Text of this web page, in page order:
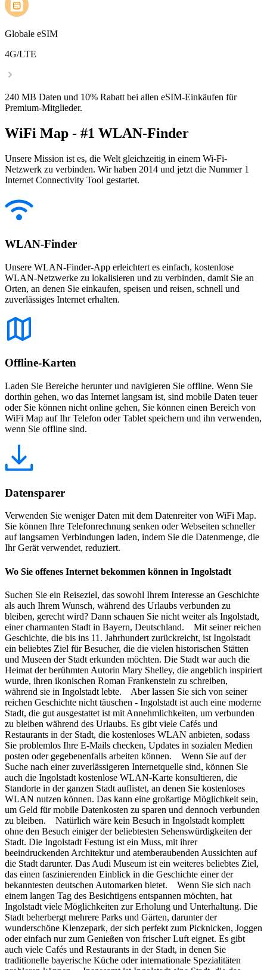
Globale eSIM
4G/LTE
240 MB Daten und 10% Rabatt bei allen eSIM-Einkäufen für
Premium-Mitglieder.
WiFi Map - #1 WLAN-Finder
Unsere Mission ist es, die Welt gleichzeitig in einem Wi-Fi-
Netzwerk zu verbinden. Wir haben 2014 und jetzt die Nummer 1
Internet Connectivity Tool gestartet.
WLAN-Finder
Unsere WLAN-Finder-App erleichtert es einfach, kostenlose
WLAN-Netzwerke zu lokalisieren und zu verbinden, damit Sie an
Orten, an denen Sie einkaufen, speisen und reisen, schnell und
zuverlässiges Internet erhalten.
Offline-Karten
Laden Sie Bereiche herunter und navigieren Sie offline. Wenn Sie
dorthin gehen, wo das Internet langsam ist, sind mobile Daten teuer
oder Sie können nicht online gehen, Sie können einen Bereich von
WiFi Map auf Ihr Telefon oder Tablet speichern und ihn verwenden,
wenn Sie offline sind.
Datensparer
Verwenden Sie weniger Daten mit dem Datenreiter von WiFi Map.
Sie können Ihre Telefonrechnung senken oder Webseiten schneller
auf langsamen Verbindungen laden, indem Sie die Datenmenge, die
Ihr Gerät verwendet, reduziert.
Wo Sie offenes Internet bekommen können in Ingolstadt
Suchen Sie ein Reiseziel, das sowohl Ihrem Interesse an Geschichte
als auch Ihrem Wunsch, während des Urlaubs verbunden zu
bleiben, gerecht wird? Dann schauen Sie nicht weiter als Ingolstadt,
einer charmanten Stadt in Bayern, Deutschland. Mit seiner reichen
Geschichte, die bis ins 11. Jahrhundert zurückreicht, ist Ingolstadt
ein beliebtes Ziel für Besucher, die die vielen historischen Stätten
und Museen der Stadt erkunden möchten. Die Stadt war auch die
Heimat der berühmten Autorin Mary Shelley, die angeblich inspiriert
wurde, ihren ikonischen Roman Frankenstein zu schreiben,
während sie in Ingolstadt lebte. Aber lassen Sie sich von seiner
reichen Geschichte nicht täuschen - Ingolstadt ist auch eine moderne
Stadt, die gut ausgestattet ist mit Annehmlichkeiten, um verbunden
zu bleiben während des Urlaubs. Es gibt viele Cafés und
Restaurants in der Stadt, die kostenloses WLAN anbieten, sodass
Sie problemlos Ihre E-Mails checken, Updates in sozialen Medien
posten oder gegebenenfalls arbeiten können. Wenn Sie auf der
Suche nach einer zuverlässigeren Internetquelle sind, können Sie
auch die Ingolstadt kostenlose WLAN-Karte konsultieren, die
Standorte in der ganzen Stadt auflistet, an denen Sie kostenloses
WLAN nutzen können. Das kann eine großartige Möglichkeit sein,
um Geld für mobile Datenkosten zu sparen und dennoch verbunden
zu bleiben. Natürlich wäre kein Besuch in Ingolstadt komplett
ohne den Besuch einiger der beliebtesten Sehenswürdigkeiten der
Stadt. Die Ingolstadt Festung ist ein Muss, mit ihrer
beeindruckenden Architektur und atemberaubenden Aussichten auf
die Stadt darunter. Das Audi Museum ist ein weiteres beliebtes Ziel,
das einen faszinierenden Einblick in die Geschichte einer der
bekanntesten deutschen Automarken bietet. Wenn Sie sich nach
einem langen Tag des Besichtigens entspannen möchten, hat
Ingolstadt viele Möglichkeiten zur Erholung und Unterhaltung. Die
Stadt beherbergt mehrere Parks und Gärten, darunter der
wunderschöne Klenzepark, der sich perfekt zum Picknicken, Joggen
oder einfach nur zum Genießen von frischer Luft eignet. Es gibt
auch viele Cafés und Restaurants in der Stadt, in denen Sie
traditionelle bayerische Küche oder internationale Spezialitäten